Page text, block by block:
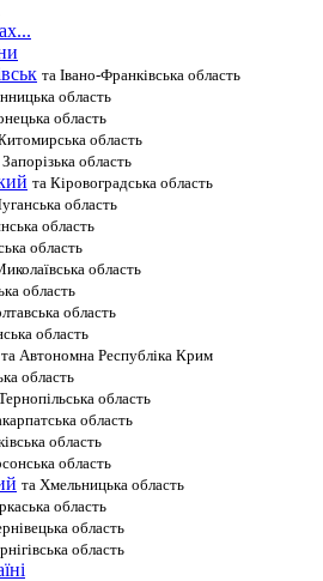
та Івано-Франківська область
область
область
область
область
та Кіровоградська область
область
область
область
область
область
область
область
та Автономна Республіка Крим
область
область
область
область
область
та Хмельницька область
область
область
область